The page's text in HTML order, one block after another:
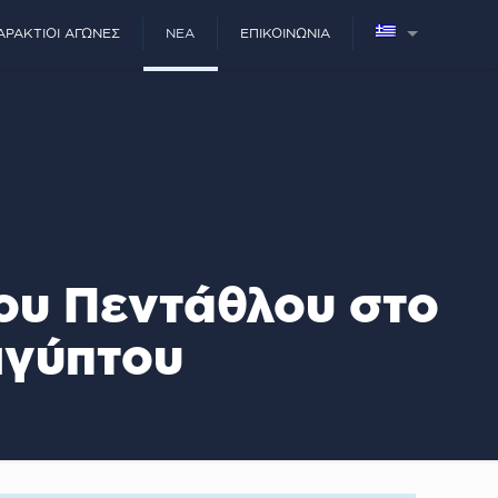
ΑΓΏΝΕΣ ΝΈΑ ΕΠΙΚΟΙΝΩΝΊΑ
Πεντάθλου στο